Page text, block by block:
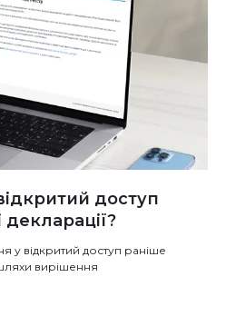
доступ
у відкритий доступ раніше
вирішення